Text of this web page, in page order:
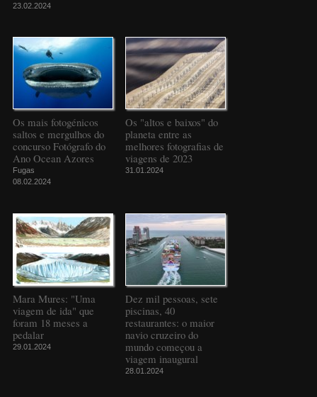
23.02.2024
Os mais fotogénicos
saltos e mergulhos do
concurso Fotógrafo do
Ano Ocean Azores
Fugas
08.02.2024
Os "altos e baixos" do
planeta entre as
melhores fotografias de
viagens de 2023
31.01.2024
Mara Mures: "Uma
viagem de ida" que
foram 18 meses a
pedalar
29.01.2024
Dez mil pessoas, sete
piscinas, 40
restaurantes: o maior
navio cruzeiro do
mundo começou a
viagem inaugural
28.01.2024